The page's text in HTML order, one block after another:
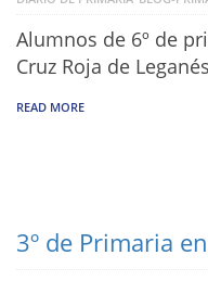
Alumnos de 6º de
Cruz Roja de
READ MORE
3º de Primaria